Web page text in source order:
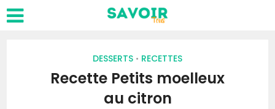
DESSERTS • RECETTES
Recette Petits moelleux
au citron